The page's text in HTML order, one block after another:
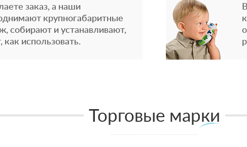
заказ, а наши
крупногабаритные
собирают и устанавливают,
как использовать.
Торговые марки